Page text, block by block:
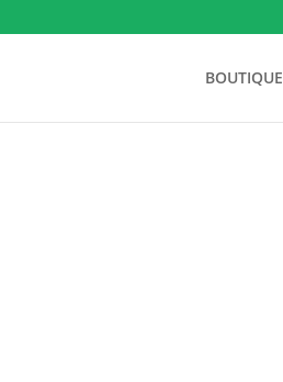
BOUTIQUE